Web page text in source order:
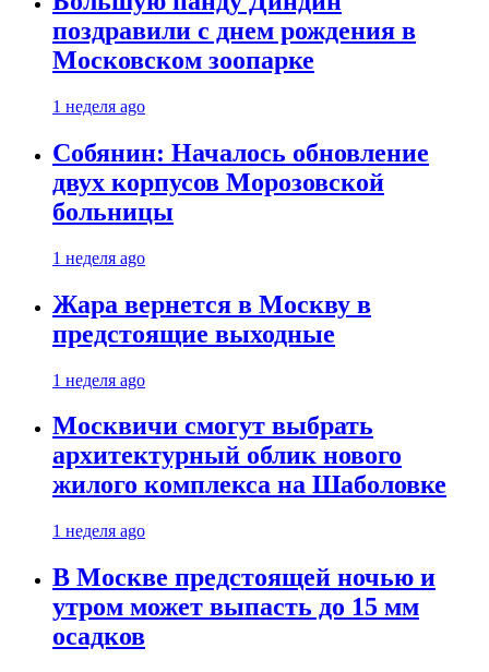
поздравили с днем рождения в
Московском зоопарке
1 неделя ago
Собянин: Началось обновление
двух корпусов Морозовской
больницы
1 неделя ago
Жара вернется в Москву в
предстоящие выходные
1 неделя ago
Москвичи смогут выбрать
архитектурный облик нового
жилого комплекса на Шаболовке
1 неделя ago
В Москве предстоящей ночью и
утром может выпасть до 15 мм
осадков